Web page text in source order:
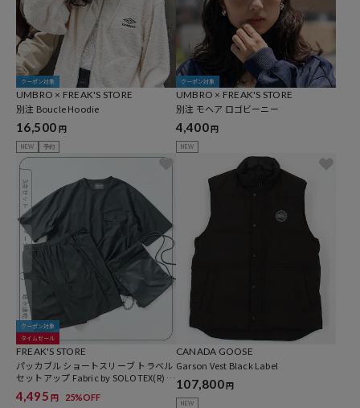
クーポン対象
UMBRO × FREAK'S STORE
別注 Boucle Hoodie
16,500 円
NEW 予約
クーポン対象
UMBRO × FREAK'S STORE
別注 モヘア ロゴビーニー
4,400円
NEW
クーポン対象
タイムセール
FREAK'S STORE
パッカブル ショートスリーブ トラベル
セットアップ Fabric by SOLOTEX(R) ミ
ニバッグ付き 吸水速乾
4,495 円 25%OFF
CANADA GOOSE
Garson Vest Black Label
107,800 円
NEW